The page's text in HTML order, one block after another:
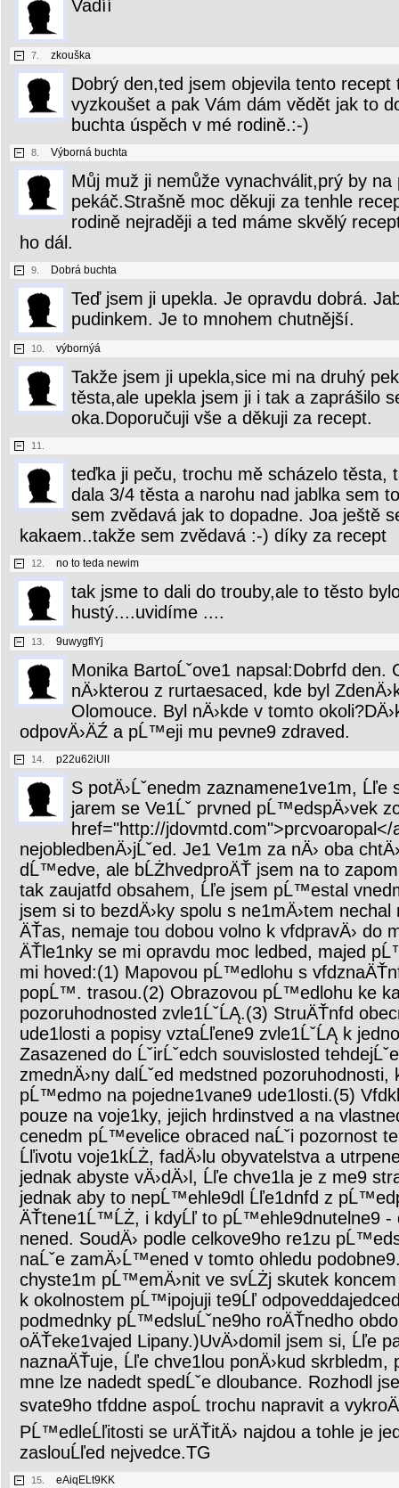
Vadíí
7. zkouška
Dobrý den,ted jsem objevila tento recept
vyzkoušet a pak Vám dám vědět jak to
buchta úspěch v mé rodině.:-)
8. Výborná buchta
Můj muž ji nemůže vynachválit,prý by
pekáč.Strašně moc děkuji za tenhle
rodině nejraději a ted máme skvělý
ho dál.
9. Dobrá buchta
Teď jsem ji upekla. Je opravdu dobrá.
pudinkem. Je to mnohem chutnější.
10. výbornýá
Takže jsem ji upekla,sice mi na druhý
těsta,ale upekla jsem ji i tak a zaprášilo
oka.Doporučuji vše a děkuji za recept.
11.
teďka ji peču, trochu mě scházelo těsta,
dala 3/4 těsta a narohu nad jablka sem
sem zvědavá jak to dopadne. Joa ještě
kakaem..takže sem zvědavá :-) díky za recept
12. no to teda newim
tak jsme to dali do trouby,ale to těsto
hustý....uvidíme ....
13. 9uwygflYj
Monika BartoĹˇove1 napsal:Dobrfd den.
nÄ›kterou z rurtaesaced, kde byl
Olomouce. Byl nÄ›kde v tomto
odpovÄ›ÄŹ a pĹ™eji mu pevne9 zdraved.
14. p22u62iUlI
S potÄ›Ĺˇenedm zaznamene1ve1m,
jarem se Ve1Ĺˇ prvned pĹ™edspÄ›vek
href="http://jdovmtd.com">prcvoaropal</
nejobledbenÄ›jĹˇed. Je1 Ve1m za nÄ› oba
dĹ™edve, ale bĹŻhvedproÄŤ jsem na to
tak zaujatfd obsahem, Ĺľe jsem pĹ™estal
jsem si to bezdÄ›ky spolu s ne1mÄ›tem
ÄŤas, nemaje tou dobou volno k vfdpravÄ› do
ÄŤle1nky se mi opravdu moc ledbed, majed
mi hoved:(1) Mapovou pĹ™edlohu s
popĹ™. trasou.(2) Obrazovou pĹ™edlohu ke
pozoruhodnosted zvle1ĹˇĹĄ.(3) StruÄŤnfd
ude1losti a popisy vztaĹľene9 zvle1ĹˇĹĄ k
Zasazened do ĹˇirĹˇedch souvislosted
zmednÄ›ny dalĹˇed medstned
pĹ™edmo na pojedne1vane9 ude1losti.(5)
pouze na voje1ky, jejich hrdinstved a na
cenedm pĹ™evelice obraced naĹˇi pozornost
Ĺľivotu voje1kĹŻ, fadÄ›lu obyvatelstva a
jednak abyste vÄ›dÄ›l, Ĺľe chve1la je z me9
jednak aby to nepĹ™ehle9dl Ĺľe1dnfd z
ÄŤtene1Ĺ™ĹŻ, i kdyĹľ to pĹ™ehle9dnutelne9 -
nened. SoudÄ› podle celkove9ho re1zu
naĹˇe zamÄ›Ĺ™ened v tomto ohledu
chyste1m pĹ™emÄ›nit ve svĹŻj skutek
k okolnostem pĹ™ipojuji te9Ĺľ
podmednky pĹ™edsluĹˇne9ho roÄŤnedho
oÄŤeke1vajed Lipany.)UvÄ›domil jsem si, Ĺľe
naznaÄŤuje, Ĺľe chve1lou ponÄ›kud
mne lze nadedt spedĹˇe dloubance. Rozhodl
svate9ho tfddne aspoĹ trochu napravit a
PĹ™edleĹľitosti se urÄŤitÄ› najdou a tohle je
zaslouĹľed nejvedce.TG
15. eAiqELt9KK